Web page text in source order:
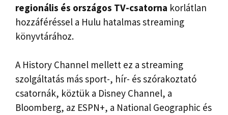
regionális és országos TV-csatorna korlátlan
hozzáféréssel a Hulu hatalmas streaming
könyvtárához.
A History Channel mellett ez a streaming
szolgáltatás más sport-, hír- és szórakoztató
csatornák, köztük a Disney Channel, a
Bloomberg, az ESPN+, a National Geographic és